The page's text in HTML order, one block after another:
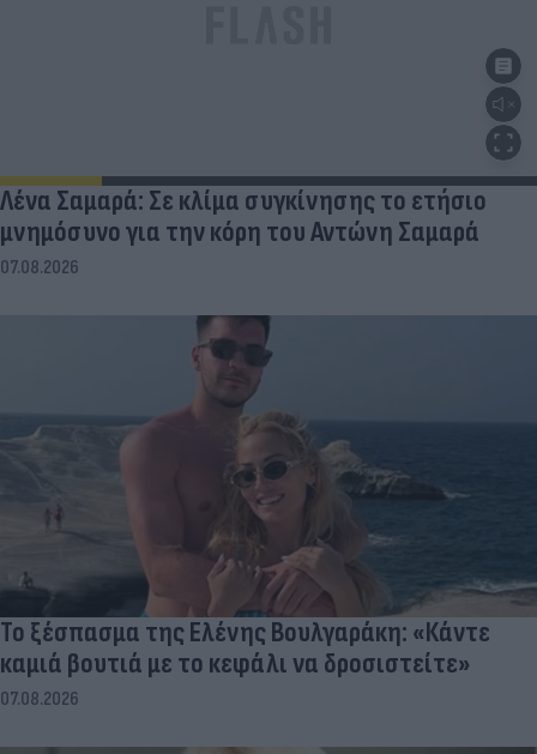
Λένα Σαμαρά: Σε κλίμα συγκίνησης το ετήσιο
μνημόσυνο για την κόρη του Αντώνη Σαμαρά
07.08.2026
Το ξέσπασμα της Ελένης Βουλγαράκη: «Κάντε
καμιά βουτιά με το κεφάλι να δροσιστείτε»
07.08.2026